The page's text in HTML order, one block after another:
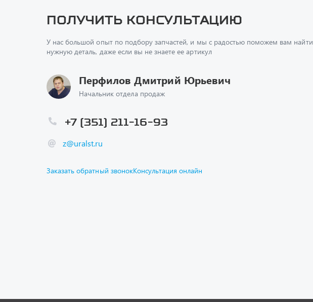
Получить консультацию
У нас большой опыт по подбору запчастей, и мы с радостью поможем вам найти
нужную деталь, даже если вы не знаете ее артикул
Перфилов Дмитрий Юрьевич
Начальник отдела продаж
z@uralst.ru
+7 (351) 211-16-93
Заказать обратный звонокКонсультация онлайн